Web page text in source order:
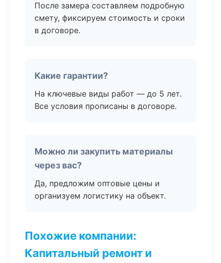
После замера составляем подробную
смету, фиксируем стоимость и сроки
в договоре.
Какие гарантии?
На ключевые виды работ — до 5 лет.
Все условия прописаны в договоре.
Можно ли закупить материалы
через вас?
Да, предложим оптовые цены и
организуем логистику на объект.
Похожие компании:
Капитальный ремонт и